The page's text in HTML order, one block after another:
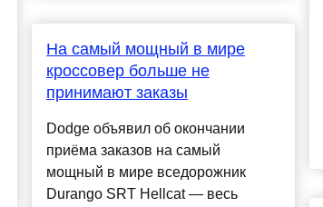
На самый мощный в мире
кроссовер больше не
принимают заказы
Dodge объявил об окончании
приёма заказов на самый
мощный в мире вседорожник
Durango SRT Hellcat — весь